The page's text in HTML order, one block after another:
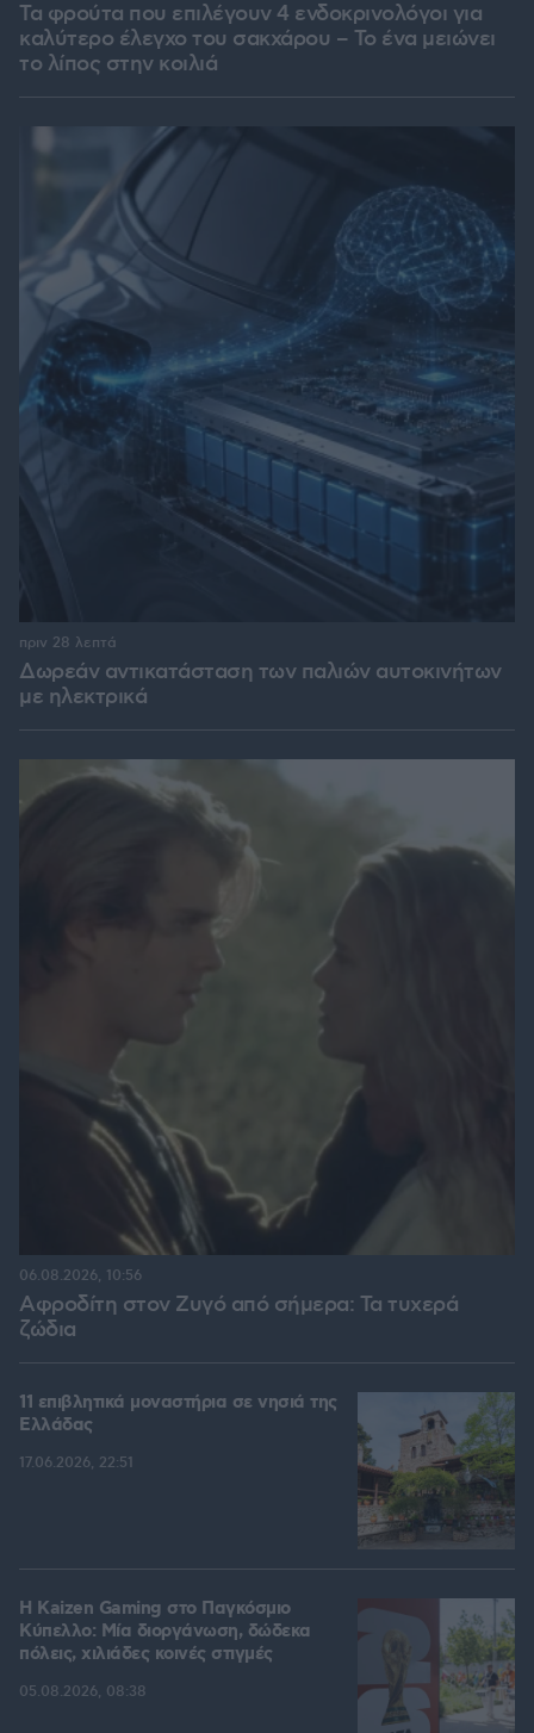
Τα φρούτα που επιλέγουν 4 ενδοκρινολόγοι για
καλύτερο έλεγχο του σακχάρου – Το ένα μειώνει
το λίπος στην κοιλιά
Δωρεάν αντικατάσταση των παλιών αυτοκινήτων
με ηλεκτρικά
πριν 28 λεπτά
Αφροδίτη στον Ζυγό από σήμερα: Τα τυχερά
ζώδια
06.08.2026, 10:56
11 επιβλητικά μοναστήρια σε νησιά της
Ελλάδας
17.06.2026, 22:51
H Kaizen Gaming στο Παγκόσμιο
Kύπελλο: Μία διοργάνωση, δώδεκα
πόλεις, χιλιάδες κοινές στιγμές
05.08.2026, 08:38